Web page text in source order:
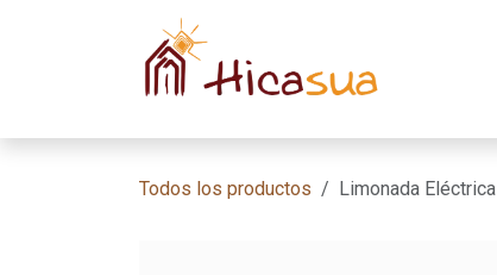
Todos los productos Limonada Eléctrica